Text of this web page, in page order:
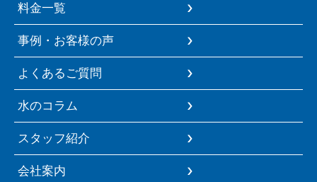
料金一覧
事例・お客様の声
よくあるご質問
水のコラム
スタッフ紹介
会社案内